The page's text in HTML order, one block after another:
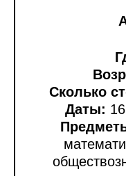
Сколько
Даты: